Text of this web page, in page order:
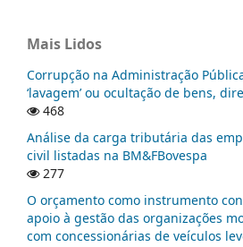
Mais Lidos
Corrupção na Administração
‘lavagem’ ou ocultação de bens,
468
Análise da carga tributária das
civil listadas na BM&FBovespa
277
O orçamento como instrumento
apoio à gestão das organizações
com concessionárias de veículos